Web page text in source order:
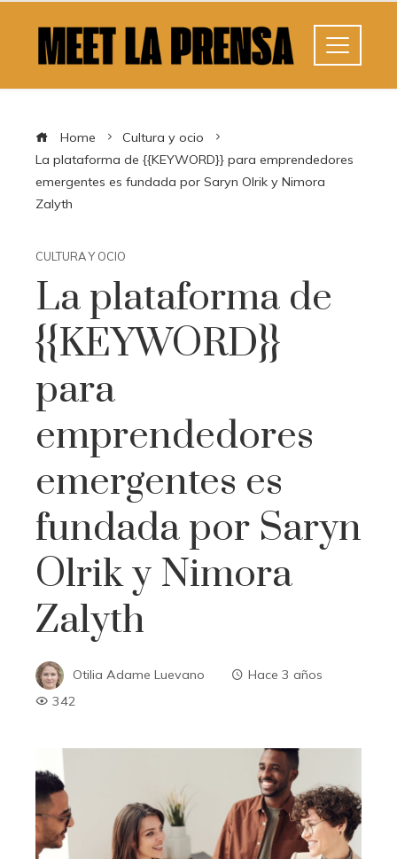
Home
Cultura y ocio
La plataforma de {{KEYWORD}} para emprendedores
emergentes es fundada por Saryn Olrik y Nimora
Zalyth
CULTURA Y OCIO
La plataforma de
{{KEYWORD}}
para
emprendedores
emergentes es
fundada por Saryn
Olrik y Nimora
Zalyth
Otilia Adame Luevano
Hace 3 años
342